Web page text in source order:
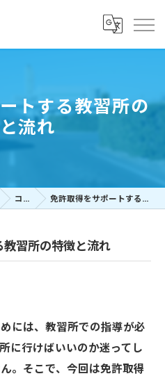
トする教習所の
流れ
コラム 免許取得をサポートする教習所の特徴と流れ
習所の特徴と流れ
には、教習所での指導が必
に行けばいいのか迷ってし
。そこで、今回は免許取得